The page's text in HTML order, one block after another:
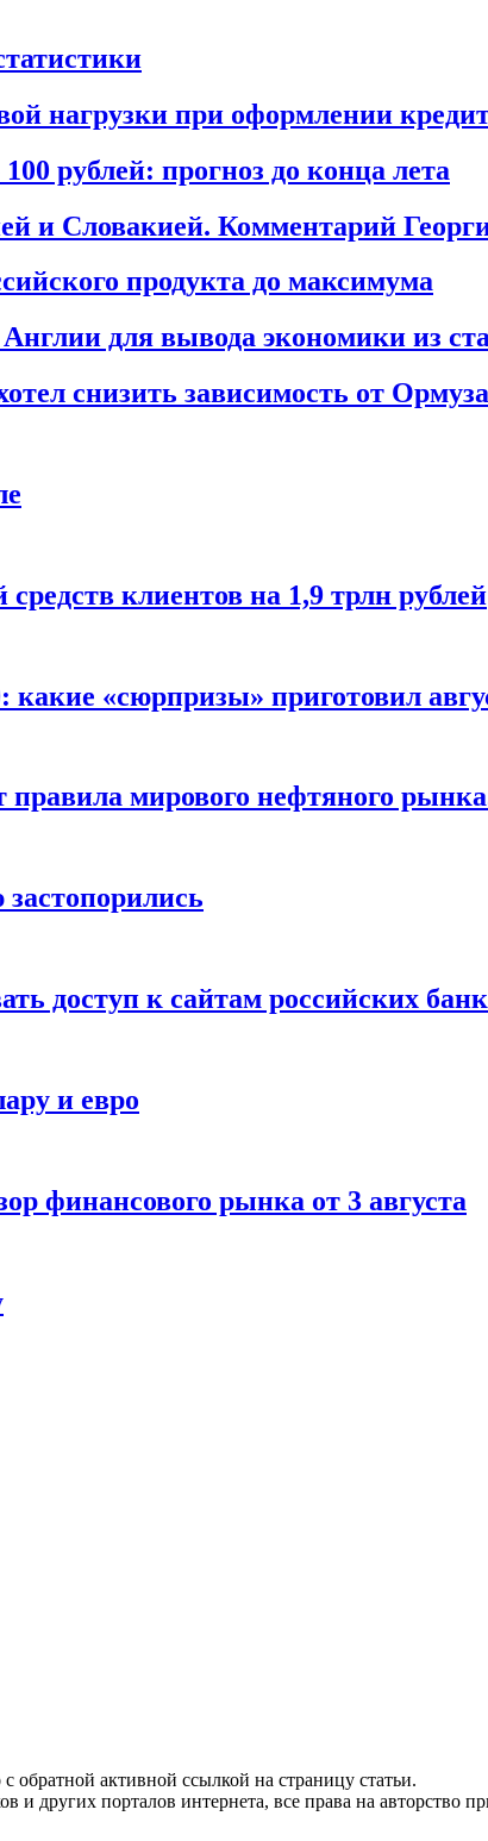
нагрузки при оформлении
рублей: прогноз до конца лета
и Словакией. Комментарий
продукта до максимума
для вывода экономики из
снизить зависимость от Ормуза
клиентов на 1,9 трлн рублей
«сюрпризы» приготовил
мирового нефтяного
доступ к сайтам российских
и евро
финансового рынка от 3 августа
обратной активной ссылкой на страницу статьи.
других порталов интернета, все права на авторство